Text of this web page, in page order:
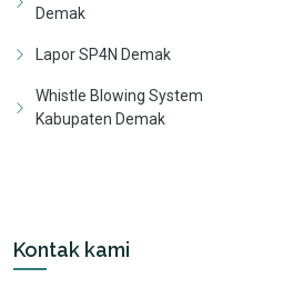
Demak
Lapor SP4N Demak
Whistle Blowing System
Kabupaten Demak
Kontak kami